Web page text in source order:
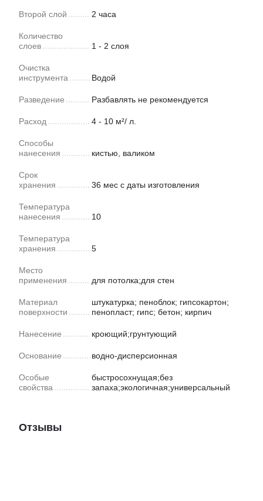
Второй слой 2 часа
Количество
слоев
1 - 2 слоя
Очистка
инструмента
Водой
Разведение Разбавлять не рекомендуется
Расход 4 - 10 м²/ л.
Способы
нанесения
кистью, валиком
Срок
хранения
36 мес с даты изготовления
Температура
нанесения
10
Температура
хранения
5
Место
применения
для потолка;для стен
Материал
поверхности
штукатурка; пеноблок; гипсокартон;
пенопласт; гипс; бетон; кирпич
Нанесение кроющий;грунтующий
Основание водно-дисперсионная
Особые
свойства
быстросохнущая;без
запаха;экологичная;универсальный
Отзывы